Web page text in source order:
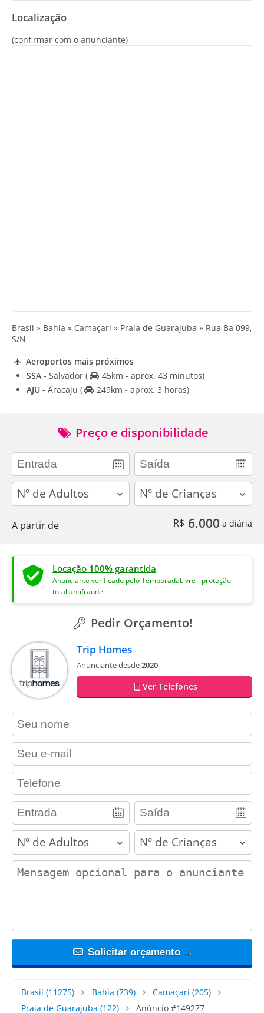
Localização
(confirmar com o anunciante)
Brasil » Bahia » Camaçari » Praia de Guarajuba » Rua Ba 099,
S/N
Aeroportos mais próximos
SSA - Salvador (
45km - aprox. 43 minutos)
AJU - Aracaju ( 249km - aprox. 3 horas)
Preço e disponibilidade
adults children
A partir de R$ 6.000 a diária
Locação 100% garantida
Anunciante verificado pelo TemporadaLivre - proteção
total antifraude
Pedir Orçamento!
Trip Homes
Anunciante desde2020
Ver Telefones
contact_name
contact_email
contact_phone
adults children
contact_message
Solicitar orçamento →
Brasil (11275) Bahia (739) Camaçari (205)
Praia de Guarajuba (122) Anúncio #149277